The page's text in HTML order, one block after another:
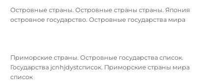
Островные страны. Островные страны страны. Япония
островное государство. Островные государства мира
Приморские страны. Островные государства список.
Государства jcnhjdystсписок. Приморские страны мира
список